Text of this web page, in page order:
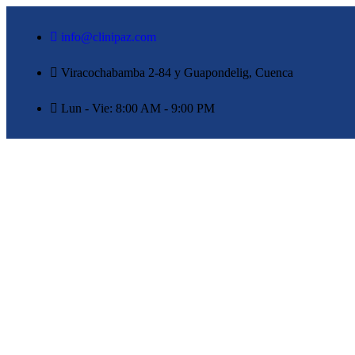
info@clinipaz.com
Viracochabamba 2-84 y Guapondelig, Cuenca
Lun - Vie: 8:00 AM - 9:00 PM